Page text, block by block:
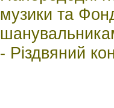
музики та
- Різдвяний